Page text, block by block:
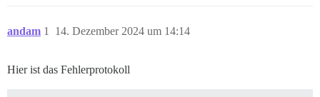
andam 14. Dezember 2024 um 14:14
1
Hier ist das Fehlerprotokoll